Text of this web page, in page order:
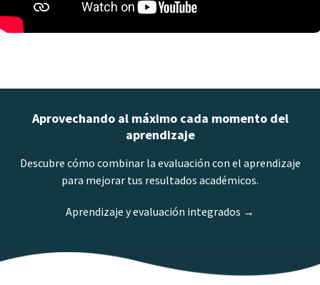
Aprovechando al máximo cada momento del
aprendizaje
Descubre cómo combinar la evaluación con el aprendizaje
para mejorar tus resultados académicos.
Aprendizaje y evaluación integrados →